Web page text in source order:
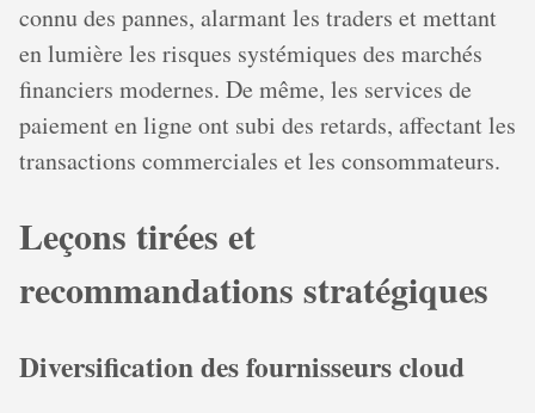
connu des pannes, alarmant les traders et mettant
en lumière les risques systémiques des marchés
financiers modernes. De même, les services de
paiement en ligne ont subi des retards, affectant les
transactions commerciales et les consommateurs.
Leçons tirées et
recommandations stratégiques
Diversification des fournisseurs cloud